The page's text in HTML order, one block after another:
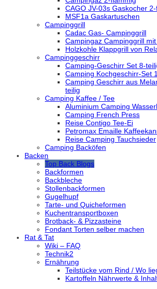
CAGO JV-03s Gaskocher
MSF1a Gaskartuschen
Campinggrill
Cadac Gas- Campinggrill
Campingaz Campinggrill
Holzkohle Klappgrill von
Campinggeschirr
Camping-Geschirr Set 8-
Camping Kochgeschirr-Set
Camping Geschirr aus
teilig
Camping Kaffee / Tee
Aluminium Camping
Camping French Press
Reise Contigo Tee-Ei
Petromax Emaille
Reise Camping Tauchsieder
Camping Backöfen
Backen
Top Back Blogs
Backformen
Backbleche
Stollenbackformen
Gugelhupf
Tarte- und Quicheformen
Kuchentransportboxen
Brotback- & Pizzasteine
Fondant Torten selber machen
Rat & Tat
Wiki – FAQ
Technik2
Ernährung
Teilstücke vom Rind / Wo
Kartoffeln Nährwerte &